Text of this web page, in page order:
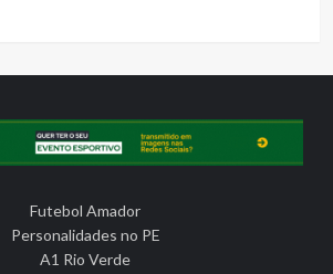
Futebol Amador
Personalidades no PE
A1 Rio Verde